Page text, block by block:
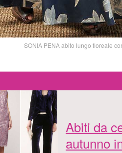
SONIA PENA abito lungo floreale
Abiti da
autunno